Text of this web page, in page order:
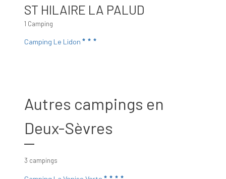
ST HILAIRE LA PALUD
1 Camping
Camping Le Lidon
Autres campings en
Deux-Sèvres
3 campings